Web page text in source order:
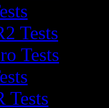
Tests
Tests
Tests